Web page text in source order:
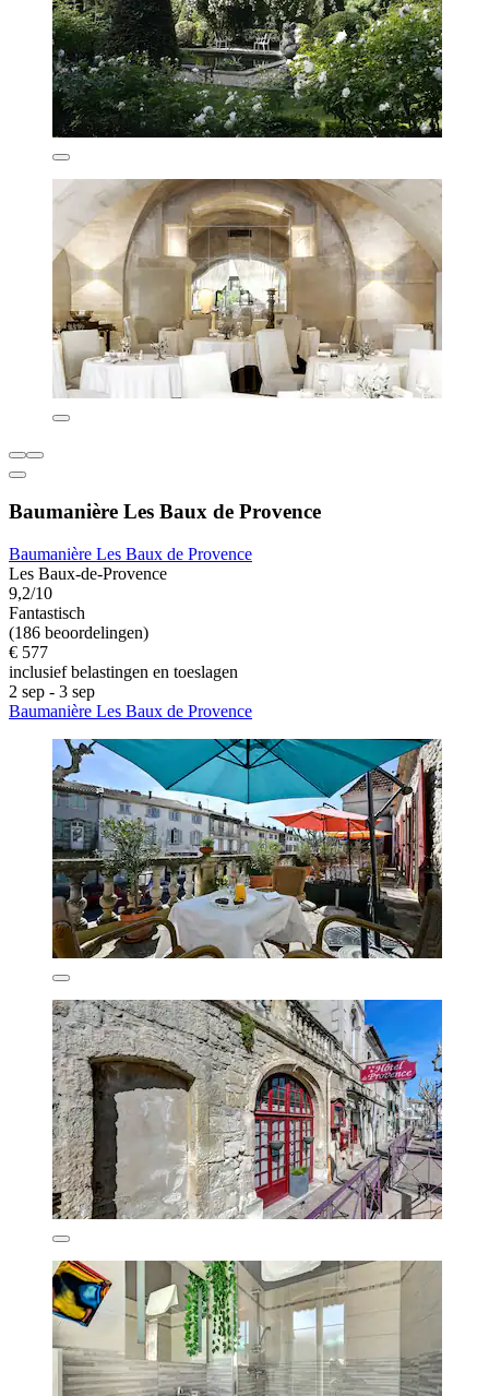
Baumanière Les Baux de Provence
Baumanière Les Baux de Provence
Les Baux-de-Provence
9,2/10
Fantastisch
(186 beoordelingen)
€ 577
inclusief belastingen en toeslagen
2 sep - 3 sep
Baumanière Les Baux de Provence